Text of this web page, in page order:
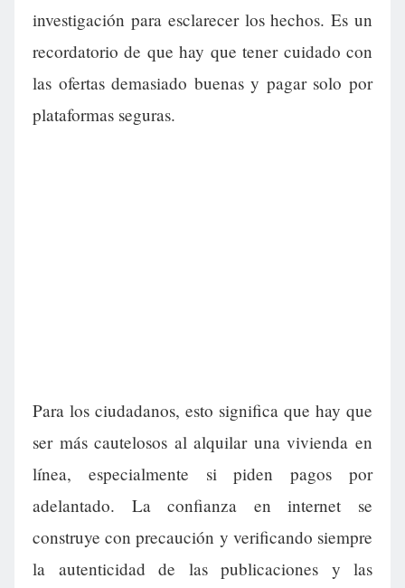
investigación para esclarecer los hechos. Es un
recordatorio de que hay que tener cuidado con
las ofertas demasiado buenas y pagar solo por
plataformas seguras.
Para los ciudadanos, esto significa que hay que
ser más cautelosos al alquilar una vivienda en
línea, especialmente si piden pagos por
adelantado. La confianza en internet se
construye con precaución y verificando siempre
la autenticidad de las publicaciones y las